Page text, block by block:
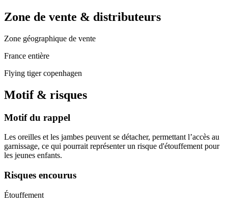
Zone de vente & distributeurs
Zone géographique de vente
France entière
Flying tiger copenhagen
Motif & risques
Motif du rappel
Les oreilles et les jambes peuvent se détacher, permettant l’accès au
garnissage, ce qui pourrait représenter un risque d'étouffement pour
les jeunes enfants.
Risques encourus
Étouffement